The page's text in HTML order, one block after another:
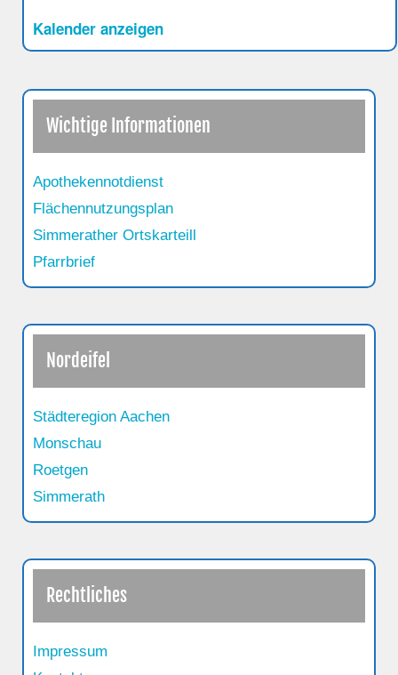
Kalender anzeigen
Wichtige Informationen
Apothekennotdienst
Flächennutzungsplan
Simmerather Ortskarteill
Pfarrbrief
Nordeifel
Städteregion Aachen
Monschau
Roetgen
Simmerath
Rechtliches
Impressum